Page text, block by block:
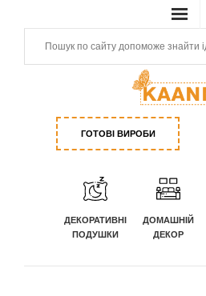
ГОТОВІ ВИРОБИ
ДЕКОРАТИВНІ
ПОДУШКИ
ДОМАШНІЙ
ДЕКОР